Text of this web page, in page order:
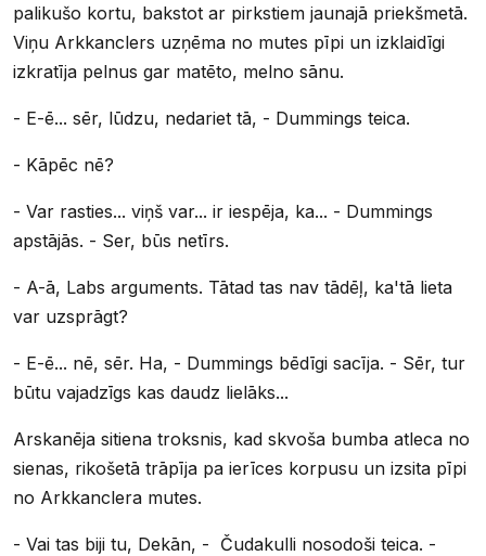
palikušo kortu, bakstot ar pirkstiem jaunajā priekšmetā.
Viņu Arkkanclers uzņēma no mutes pīpi un izklaidīgi
izkratīja pelnus gar matēto, melno sānu.
- E-ē... sēr, lūdzu, nedariet tā, - Dummings teica.
- Kāpēc nē?
- Var rasties... viņš var... ir iespēja, ka... - Dummings
apstājās. - Ser, būs netīrs.
- A-ā, Labs arguments. Tātad tas nav tādēļ, ka'tā lieta
var uzsprāgt?
- E-ē... nē, sēr. Ha, - Dummings bēdīgi sacīja. - Sēr, tur
būtu vajadzīgs kas daudz lielāks...
Arskanēja sitiena troksnis, kad skvoša bumba atleca no
sienas, rikošetā trāpīja pa ierīces korpusu un izsita pīpi
no Arkkanclera mutes.
- Vai tas biji tu, Dekān, - Čudakulli nosodoši teica. -